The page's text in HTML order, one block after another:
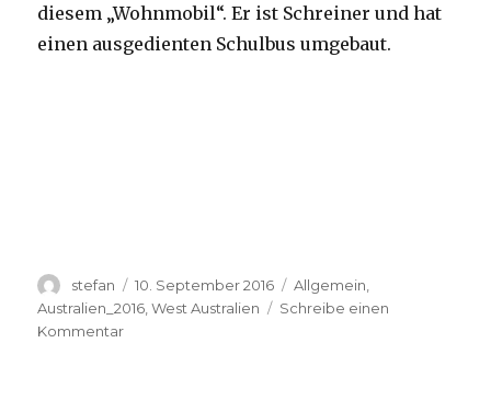
diesem „Wohnmobil“. Er ist Schreiner und hat
einen ausgedienten Schulbus umgebaut.
Autor
stefan
Veröffentlicht
am
10. September 2016 Kategorien
Allgemein
Australien_2016 ,West Australien
Schreibe einen
Kommentarzu